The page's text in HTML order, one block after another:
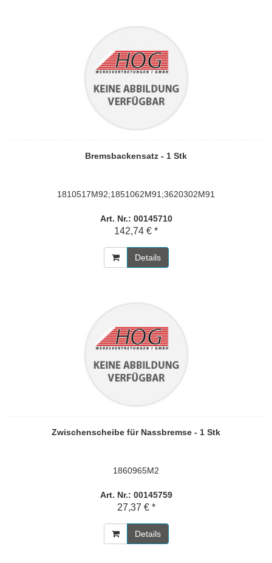
Bremsbackensatz - 1 Stk
1810517M92;1851062M91;3620302M91
Art. Nr.: 00145710
142,74 € *
Details
Zwischenscheibe für Nassbremse - 1 Stk
1860965M2
Art. Nr.: 00145759
27,37 € *
Details